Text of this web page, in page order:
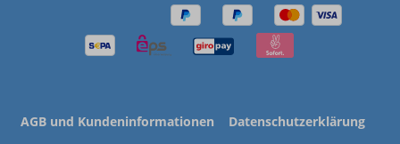
AGB und Kundeninformationen
Datenschutzerklärung